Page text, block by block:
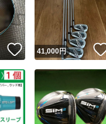
いいね！
41,000円